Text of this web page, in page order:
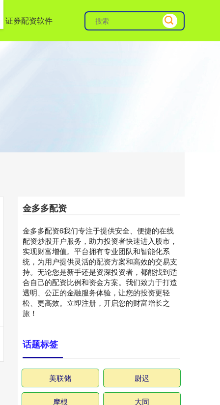
证券配资软件
金多多配资
金多多配资6我们专注于提供安全、便捷的在线
配资炒股开户服务，助力投资者快速进入股市，
实现财富增值。平台拥有专业团队和智能化系
统，为用户提供灵活的配资方案和高效的交易支
持。无论您是新手还是资深投资者，都能找到适
合自己的配资比例和资金方案。我们致力于打造
透明、公正的金融服务体验，让您的投资更轻
松、更高效。立即注册，开启您的财富增长之
旅！
话题标签
美联储 尉迟
摩根 大同